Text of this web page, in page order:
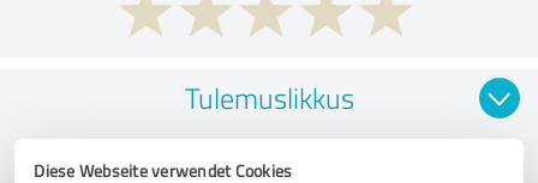
Diese Webseite verwendet Cookies
Tulemuslikkus